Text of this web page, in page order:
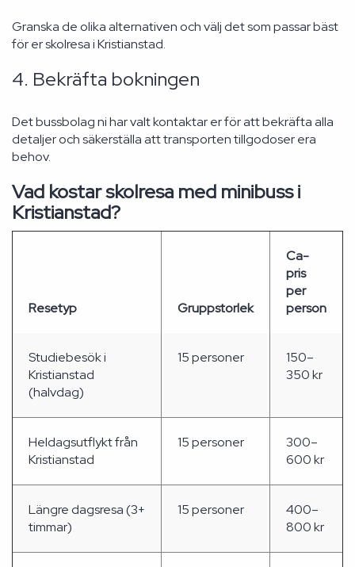
Granska de olika alternativen och välj det som passar bäst
för er skolresa i Kristianstad.
4. Bekräfta bokningen
Det bussbolag ni har valt kontaktar er för att bekräfta alla
detaljer och säkerställa att transporten tillgodoser era
behov.
Vad kostar skolresa med minibuss i
Kristianstad?
Resetyp Gruppstorlek
Ca-
pris
per
person
Studiebesök i
Kristianstad
(halvdag)
15 personer
150–
350 kr
Heldagsutflykt från
Kristianstad
15 personer
300–
600 kr
Längre dagsresa (3+
timmar)
15 personer
400–
800 kr